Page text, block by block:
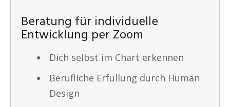
Beratung für individuelle
Entwicklung per Zoom
Dich selbst im Chart erkennen
Berufliche Erfüllung durch Human
Design